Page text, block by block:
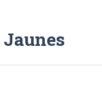
Jaunes